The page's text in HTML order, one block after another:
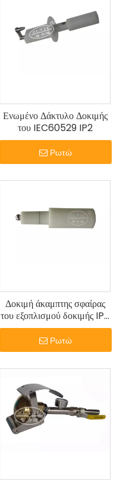
Ενωμένο Δάκτυλο Δοκιμής
του IEC60529 IP2
Ρωτώ
Δοκιμή άκαμπτης σφαίρας
του εξοπλισμού δοκιμής IP2
IEC60529
Ρωτώ